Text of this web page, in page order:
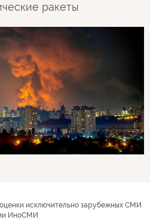
ракеты
исключительно зарубежных СМИ
ИноСМИ